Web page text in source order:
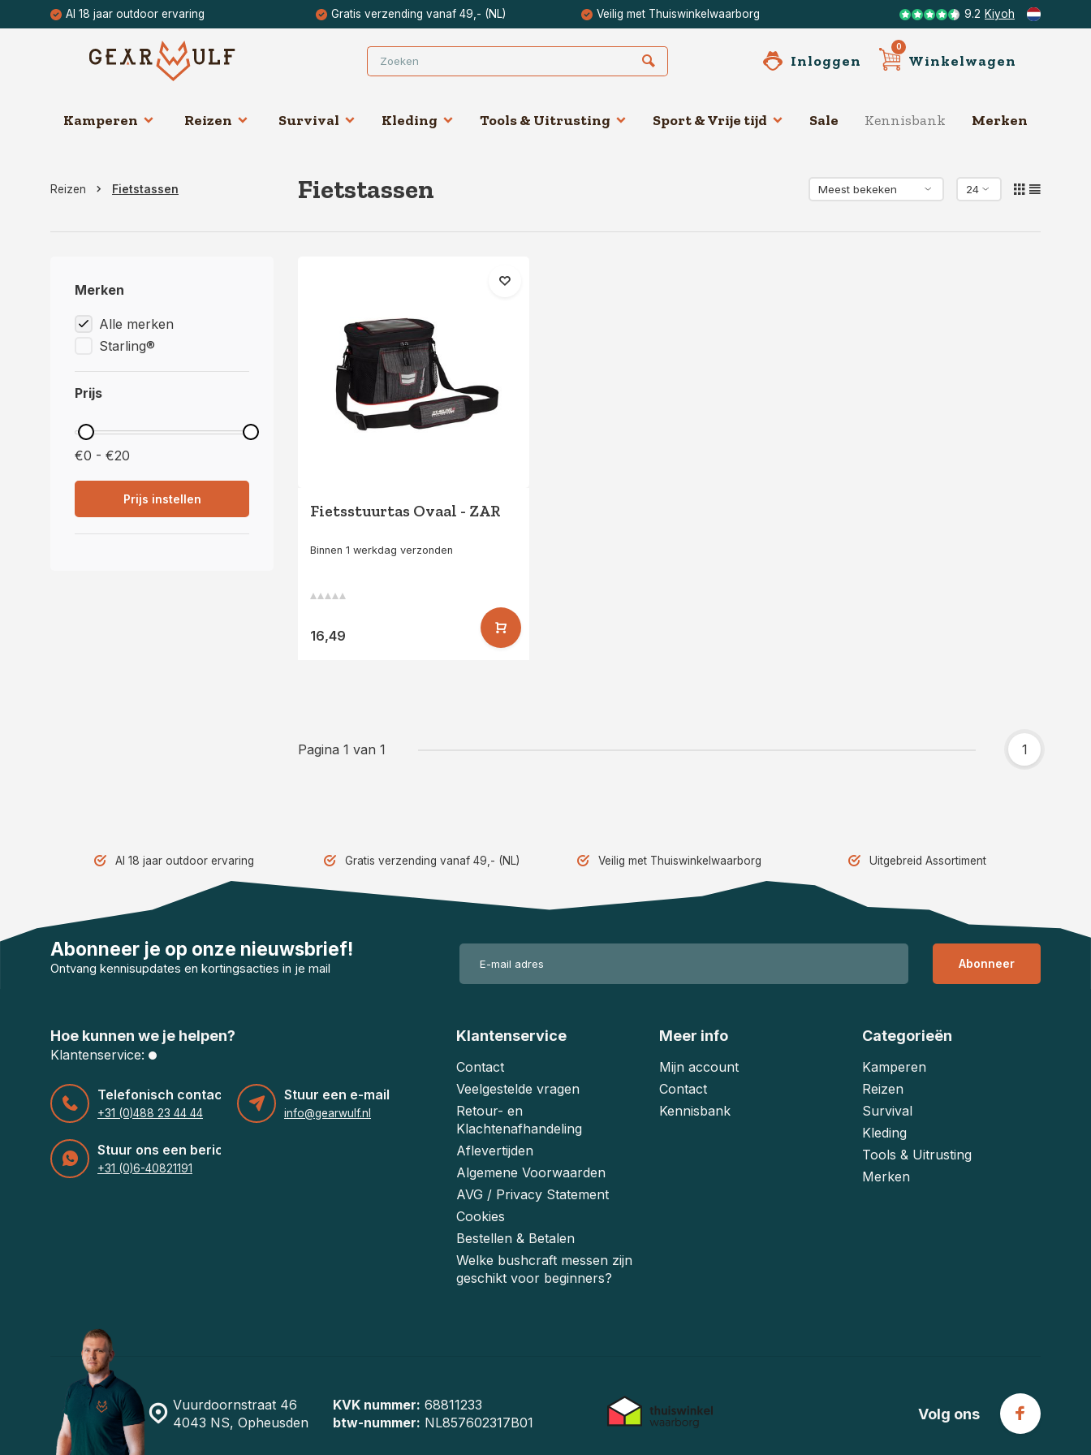
Al 18 jaar outdoor ervaring Gratis verzending vanaf 49,- (NL) Veilig met Thuiswinkelwaarborg 9.2 Kiyoh
Inloggen
0
Winkelwagen
Kamperen Reizen Survival Kleding Tools & Uitrusting Sport & Vrije tijd Sale Kennisbank Merken
Reizen Fietstassen Fietstassen
Merken
Alle merken
Starling®
Prijs
€0 - €20
Prijs instellen
Fietsstuurtas Ovaal - ZAR
Binnen 1 werkdag verzonden
16,49
Pagina 1 van 1 1
Al 18 jaar outdoor ervaring Gratis verzending vanaf 49,- (NL) Veilig met Thuiswinkelwaarborg Uitgebreid Assortiment
Abonneer je op onze nieuwsbrief!
Ontvang kennisupdates en kortingsacties in je mail Abonneer
Hoe kunnen we je helpen?
Klantenservice:
Telefonisch contact
+31 (0)488 23 44 44
Stuur een e-mail
info@gearwulf.nl
Stuur ons een bericht
+31 (0)6-40821191
Klantenservice
Contact
Veelgestelde vragen
Retour- en
Klachtenafhandeling
Aflevertijden
Algemene Voorwaarden
AVG / Privacy Statement
Cookies
Bestellen & Betalen
Welke bushcraft messen zijn
geschikt voor beginners?
Meer info
Mijn account
Contact
Kennisbank
Categorieën
Kamperen
Reizen
Survival
Kleding
Tools & Uitrusting
Merken
Vuurdoornstraat 46
4043 NS, Opheusden
KVK nummer: 68811233
btw-nummer: NL857602317B01
Volg ons